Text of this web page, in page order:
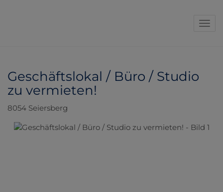
Geschäftslokal / Büro / Studio
zu vermieten!
8054 Seiersberg